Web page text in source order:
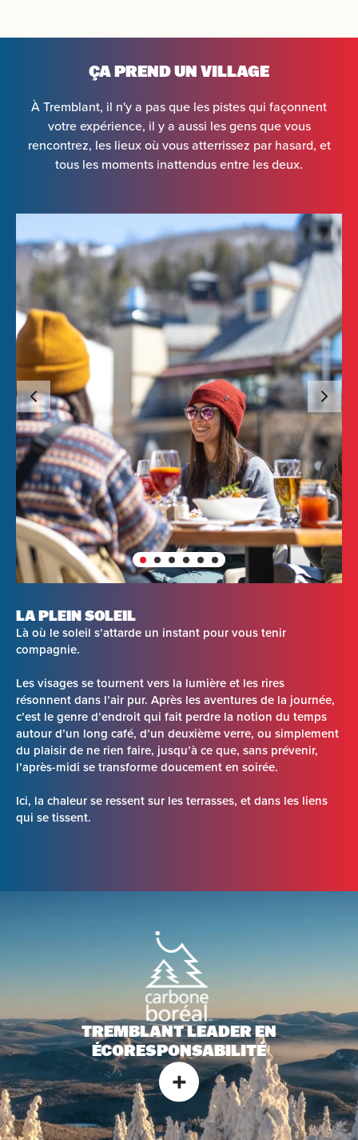
ÇA PREND UN VILLAGE
À Tremblant, il n'y a pas que les pistes qui façonnent
votre expérience, il y a aussi les gens que vous
rencontrez, les lieux où vous atterrissez par hasard, et
tous les moments inattendus entre les deux.
LA PLEIN SOLEIL
Là où le soleil s’attarde un instant pour vous tenir
compagnie.
Les visages se tournent vers la lumière et les rires
résonnent dans l’air pur. Après les aventures de la journée,
c’est le genre d’endroit qui fait perdre la notion du temps
autour d’un long café, d’un deuxième verre, ou simplement
du plaisir de ne rien faire, jusqu’à ce que, sans prévenir,
l’après-midi se transforme doucement en soirée.
Ici, la chaleur se ressent sur les terrasses, et dans les liens
qui se tissent.
TREMBLANT LEADER EN
ÉCORESPONSABILITÉ